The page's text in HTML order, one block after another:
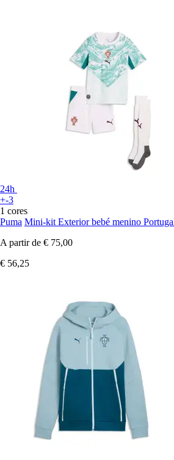
24h
+-3
1 cores
Puma Mini-kit Exterior bebé menino
A partir de € 75,00
€ 56,25